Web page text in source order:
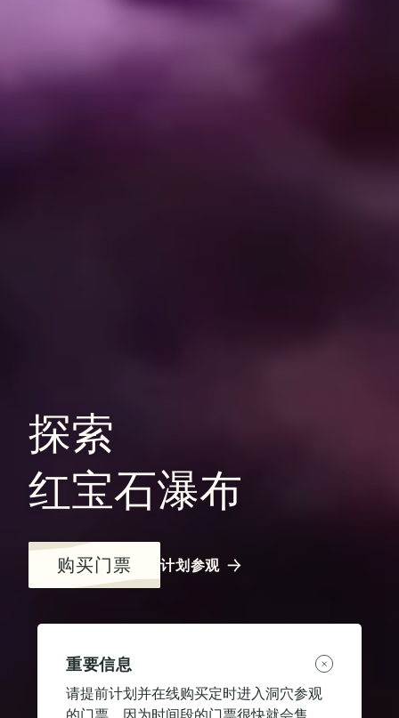
探索
红宝石瀑布
购买门票 计划参观
重要信息
请提前计划并在线购买定时进入洞穴参观
的门票，因为时间段的门票很快就会售